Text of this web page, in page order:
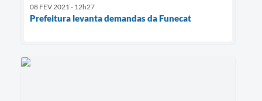
08 FEV 2021 - 12h27
Prefeitura levanta demandas da Funecat